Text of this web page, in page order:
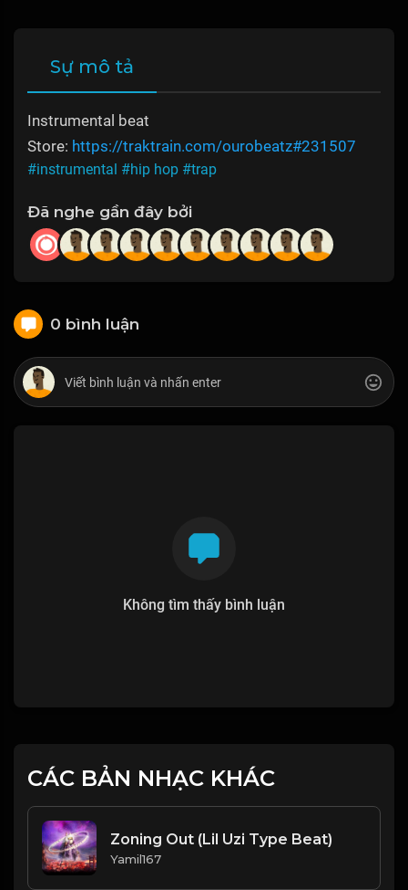
Sự mô tả
Instrumental beat
Store: https://traktrain.com/ourobeatz#231507
#instrumental #hip hop #trap
Đã nghe gần đây bởi
0 bình luận
Không tìm thấy bình luận
CÁC BẢN NHẠC KHÁC
Zoning Out (Lil Uzi Type Beat)
Yamil167